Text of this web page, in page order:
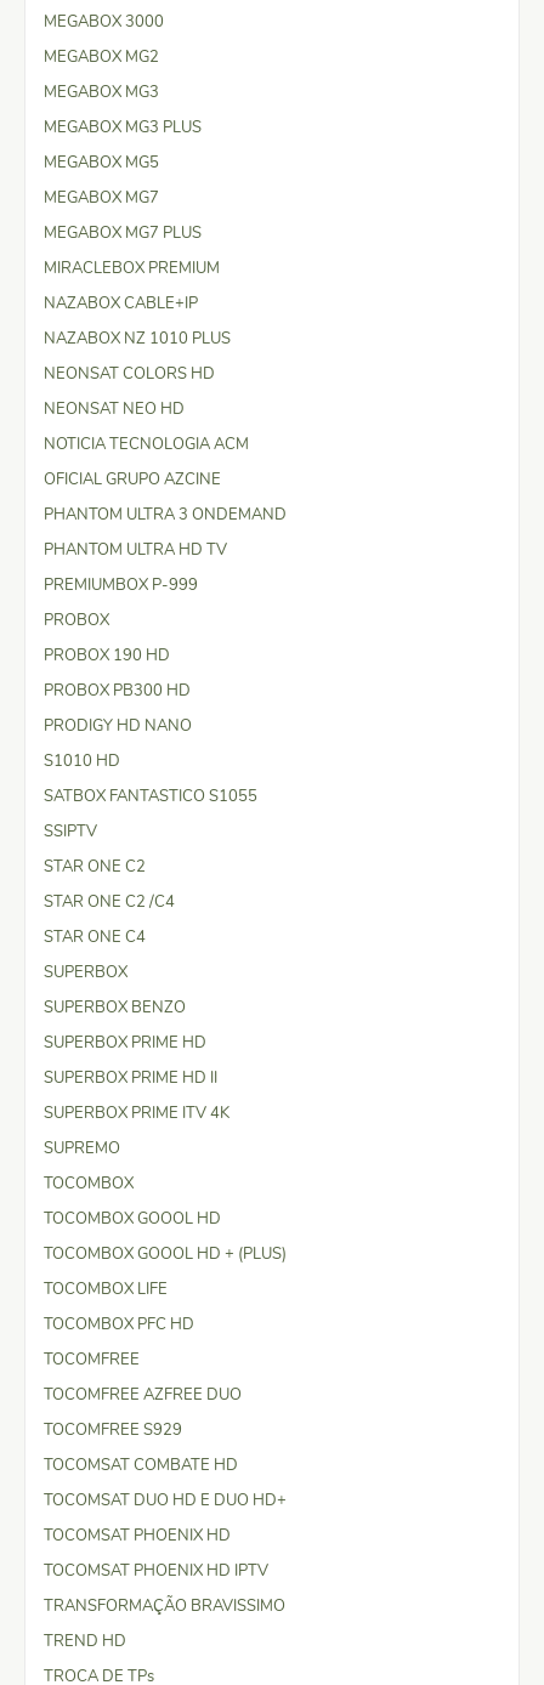
MEGABOX 3000
MEGABOX MG2
MEGABOX MG3
MEGABOX MG3 PLUS
MEGABOX MG5
MEGABOX MG7
MEGABOX MG7 PLUS
MIRACLEBOX PREMIUM
NAZABOX CABLE+IP
NAZABOX NZ 1010 PLUS
NEONSAT COLORS HD
NEONSAT NEO HD
NOTICIA TECNOLOGIA ACM
OFICIAL GRUPO AZCINE
PHANTOM ULTRA 3 ONDEMAND
PHANTOM ULTRA HD TV
PREMIUMBOX P-999
PROBOX
PROBOX 190 HD
PROBOX PB300 HD
PRODIGY HD NANO
S1010 HD
SATBOX FANTASTICO S1055
SSIPTV
STAR ONE C2
STAR ONE C2 /C4
STAR ONE C4
SUPERBOX
SUPERBOX BENZO
SUPERBOX PRIME HD
SUPERBOX PRIME HD II
SUPERBOX PRIME ITV 4K
SUPREMO
TOCOMBOX
TOCOMBOX GOOOL HD
TOCOMBOX GOOOL HD + (PLUS)
TOCOMBOX LIFE
TOCOMBOX PFC HD
TOCOMFREE
TOCOMFREE AZFREE DUO
TOCOMFREE S929
TOCOMSAT COMBATE HD
TOCOMSAT DUO HD E DUO HD+
TOCOMSAT PHOENIX HD
TOCOMSAT PHOENIX HD IPTV
TRANSFORMAÇÃO BRAVISSIMO
TREND HD
TROCA DE TPs